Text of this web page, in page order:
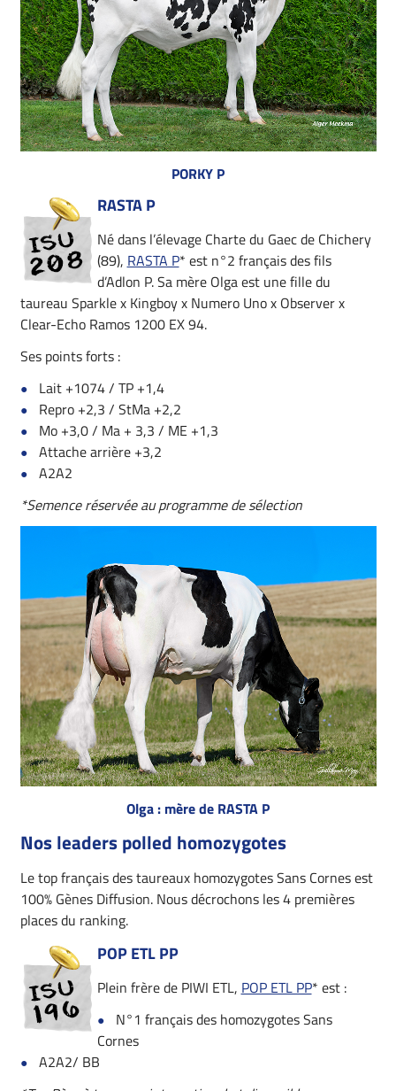
PORKY P
RASTA P
Né dans l’élevage Charte du Gaec de Chichery
(89), RASTA P* est n°2 français des fils
d’Adlon P. Sa mère Olga est une fille du
taureau Sparkle x Kingboy x Numero Uno x Observer x
Clear-Echo Ramos 1200 EX 94.
Ses points forts :
Lait +1074 / TP +1,4
Repro +2,3 / StMa +2,2
Mo +3,0 / Ma + 3,3 / ME +1,3
Attache arrière +3,2
A2A2
*Semence réservée au programme de sélection
Olga : mère de RASTA P
Nos leaders polled homozygotes
Le top français des taureaux homozygotes Sans Cornes est
100% Gènes Diffusion. Nous décrochons les 4 premières
places du ranking.
POP ETL PP
Plein frère de PIWI ETL, POP ETL PP* est :
N°1 français des homozygotes Sans
Cornes
A2A2/ BB